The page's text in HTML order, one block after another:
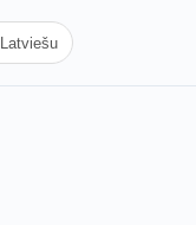
Latviešu